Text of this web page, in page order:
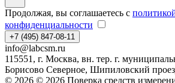
Продолжая, вы соглашаетесь с
конфиденциальности
+7 (495) 847-08-11
info@labcsm.ru
115551, г. Москва, вн. тер. г.
Борисово Северное, Шипиловский
© 2026 © 2026 Поверка средств